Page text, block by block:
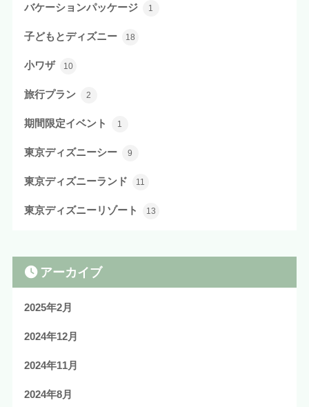
バケーションパッケージ 1
子どもとディズニー 18
小ワザ 10
旅行プラン 2
期間限定イベント 1
東京ディズニーシー 9
東京ディズニーランド 11
東京ディズニーリゾート 13
アーカイブ
2025年2月
2024年12月
2024年11月
2024年8月